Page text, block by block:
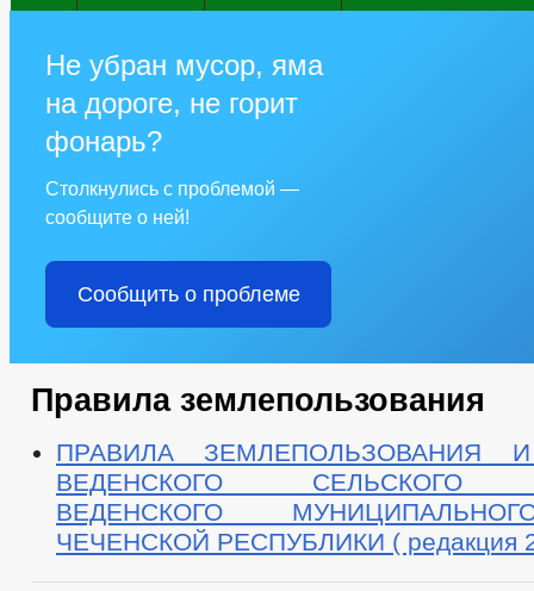
Не убран мусор, яма
на дороге, не горит
фонарь?
Столкнулись с проблемой —
сообщите о ней!
Сообщить о проблеме
Правила землепользования
ПРАВИЛА ЗЕМЛЕПОЛЬЗОВАНИЯ
ВЕДЕНСКОГО СЕЛЬСКОГО
ВЕДЕНСКОГО
ЧЕЧЕНСКОЙ РЕСПУБЛИКИ ( редакция